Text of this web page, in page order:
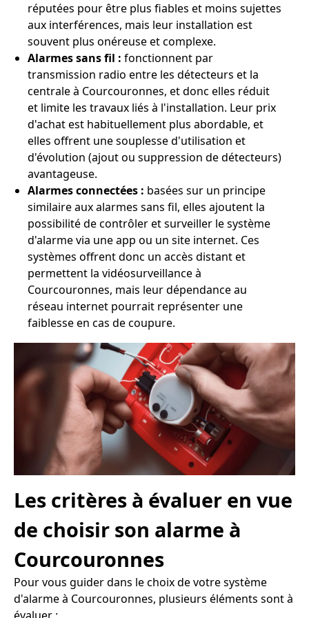
réputées pour être plus fiables et moins sujettes
aux interférences, mais leur installation est
souvent plus onéreuse et complexe.
Alarmes sans fil : fonctionnent par
transmission radio entre les détecteurs et la
centrale à Courcouronnes, et donc elles réduit
et limite les travaux liés à l'installation. Leur prix
d'achat est habituellement plus abordable, et
elles offrent une souplesse d'utilisation et
d'évolution (ajout ou suppression de détecteurs)
avantageuse.
Alarmes connectées : basées sur un principe
similaire aux alarmes sans fil, elles ajoutent la
possibilité de contrôler et surveiller le système
d'alarme via une app ou un site internet. Ces
systèmes offrent donc un accès distant et
permettent la vidéosurveillance à
Courcouronnes, mais leur dépendance au
réseau internet pourrait représenter une
faiblesse en cas de coupure.
Les critères à évaluer en vue
de choisir son alarme à
Courcouronnes
Pour vous guider dans le choix de votre système
d'alarme à Courcouronnes, plusieurs éléments sont à